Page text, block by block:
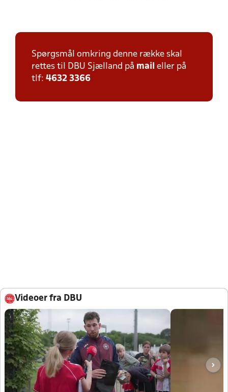
Spørgsmål omkring denne række skal
rettes til DBU Sjælland på mail eller på
tlf: 4632 3366
Videoer fra DBU